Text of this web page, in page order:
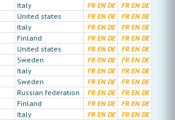
Italy FR EN DE FR EN DE
United states FR EN DE FR EN DE
Italy FR EN DE FR EN DE
Finland FR EN DE FR EN DE
United states FR EN DE FR EN DE
Sweden FR EN DE FR EN DE
Italy FR EN DE FR EN DE
Sweden FR EN DE FR EN DE
Russian federation FR EN DE FR EN DE
Finland FR EN DE FR EN DE
Italy FR EN DE FR EN DE